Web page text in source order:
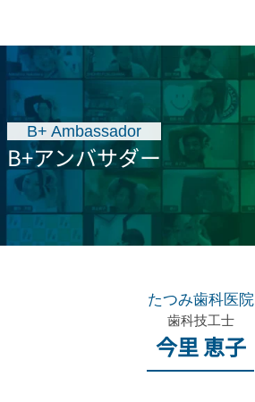
B+アンバサダー
B+ Ambassador
たつみ歯科医院
歯科技工士
今里 恵子